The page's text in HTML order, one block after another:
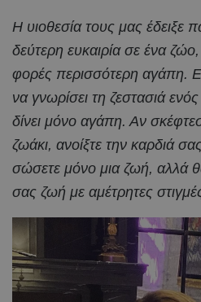
Η υιοθεσία τους μας έδειξε
δεύτερη ευκαιρία σε ένα ζώο,
φορές περισσότερη αγάπη.
να γνωρίσει τη ζεστασιά
δίνει μόνο αγάπη. Αν
ζωάκι, ανοίξτε την καρδιά
σώσετε μόνο μια ζωή, αλλά
σας ζωή με αμέτρητες